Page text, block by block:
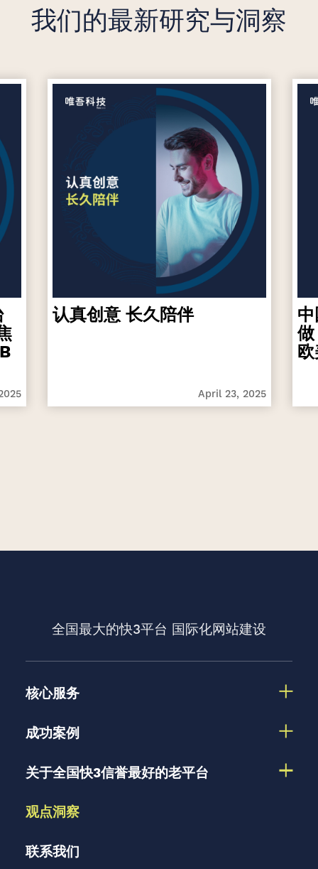
我们的最新研究与洞察
认真创意 长久陪伴
April 23, 2025
全国最大的快3平台 国际化网站建设
核心服务
成功案例
关于全国快3信誉最好的老平台
观点洞察
联系我们